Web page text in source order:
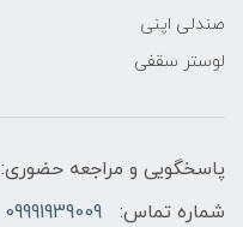
صندلی اپنی
لوستر سقفی
پاسخگویی و مراجعه حضوری: 9:00 الی14:00 و 16:00 تا 21:00
شماره تماس:
09991939009